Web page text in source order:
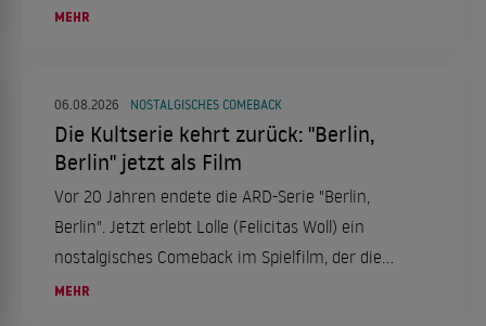
"Nightborn". Ein Kinowochenende voller
MEHR
06.08.2026 NOSTALGISCHES COMEBACK
Die Kultserie kehrt zurück: "Berlin,
Berlin" jetzt als Film
Vor 20 Jahren endete die ARD-Serie "Berlin,
Berlin". Jetzt erlebt Lolle (Felicitas Woll) ein
nostalgisches Comeback im Spielfilm, der die
Fans erneut in ihren Bann zieht.
MEHR